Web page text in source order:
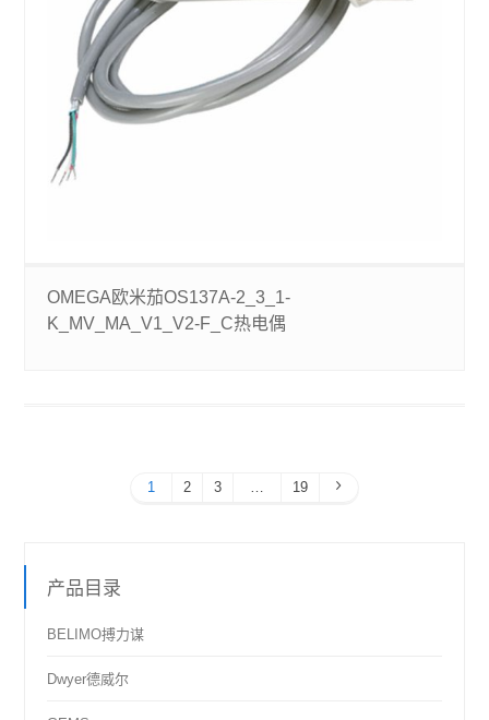
OMEGA欧米茄OS137A-2_3_1-
K_MV_MA_V1_V2-F_C热电偶
1 2 3 … 19
产品目录
BELIMO搏力谋
Dwyer德威尔